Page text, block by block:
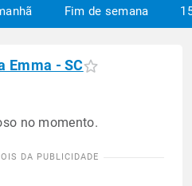
Fim de semana
Emma - SC
no momento.